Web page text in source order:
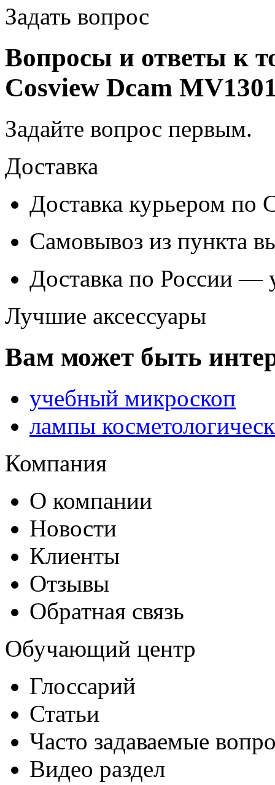
Задать вопрос
Вопросы и ответы к
Cosview Dcam
Задайте вопрос первым.
Доставка
Доставка курьером
Самовывоз из пункта
Доставка по России —
Лучшие аксессуары
Вам может быть
учебный микроскоп
лампы
Компания
О компании
Новости
Клиенты
Отзывы
Обратная связь
Обучающий центр
Глоссарий
Статьи
Часто задаваемые
Видео раздел